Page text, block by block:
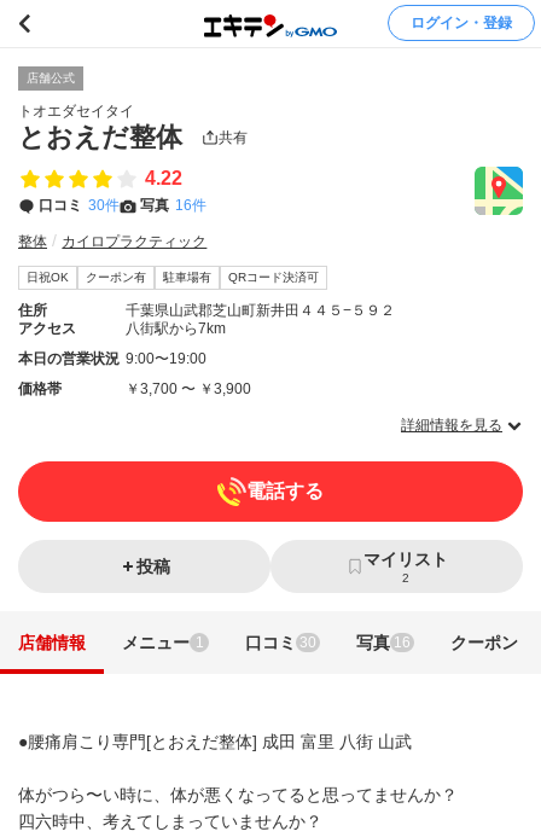
ログイン・登録
店舗公式
トオエダセイタイ
とおえだ整体 共有
4.22
口コミ 30件 写真 16件
整体 カイロプラクティック
日祝OK クーポン有 駐車場有 QRコード決済可
住所
千葉県山武郡芝山町新井田４４５−５９２
アクセス
八街駅から7km
本日の営業状況 9:00〜19:00
価格帯
￥3,700 〜 ￥3,900
詳細情報を見る
電話する
投稿 マイリスト
2
店舗情報 メニュー 1 口コミ 30 写真 16 クーポン
●腰痛肩こり専門[とおえだ整体] 成田 富里 八街 山武
体がつら〜い時に、体が悪くなってると思ってませんか？
四六時中、考えてしまっていませんか？